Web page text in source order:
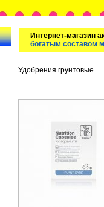
Интернет-магазин
богатым составом
Удобрения грунтовые